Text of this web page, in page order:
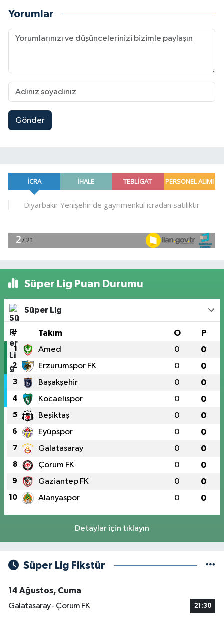
Yorumlar
Gönder
Süper Lig Puan Durumu
Süper Lig
# Takım O P
1 Amed 0 0
2 Erzurumspor FK 0 0
3 Başakşehir 0 0
4 Kocaelispor 0 0
5 Beşiktaş 0 0
6 Eyüpspor 0 0
7 Galatasaray 0 0
8 Çorum FK 0 0
9 Gaziantep FK 0 0
10 Alanyaspor 0 0
Detaylar için tıklayın
Süper Lig Fikstür
14 Ağustos, Cuma
Galatasaray - Çorum FK
21:30